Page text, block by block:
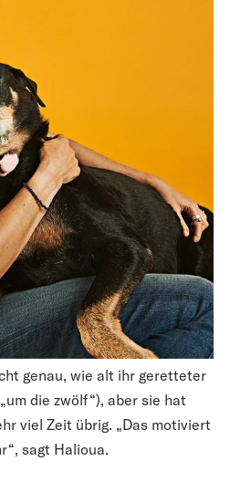
genau, wie alt ihr geretteter
die zwölf“), aber sie hat
viel Zeit übrig. „Das motiviert
sagt Halioua.